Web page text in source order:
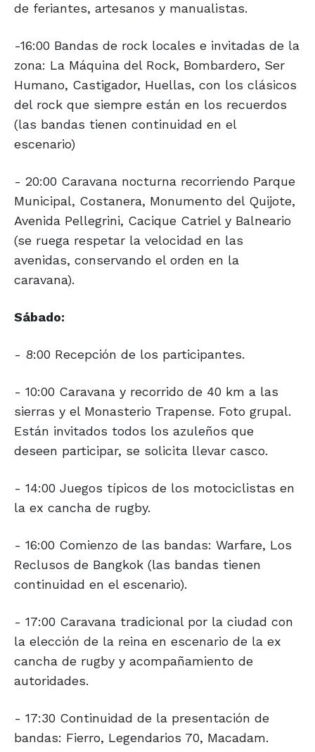
de feriantes, artesanos y manualistas.
-16:00 Bandas de rock locales e invitadas de la
zona: La Máquina del Rock, Bombardero, Ser
Humano, Castigador, Huellas, con los clásicos
del rock que siempre están en los recuerdos
(las bandas tienen continuidad en el
escenario)
- 20:00 Caravana nocturna recorriendo Parque
Municipal, Costanera, Monumento del Quijote,
Avenida Pellegrini, Cacique Catriel y Balneario
(se ruega respetar la velocidad en las
avenidas, conservando el orden en la
caravana).
Sábado:
- 8:00 Recepción de los participantes.
- 10:00 Caravana y recorrido de 40 km a las
sierras y el Monasterio Trapense. Foto grupal.
Están invitados todos los azuleños que
deseen participar, se solicita llevar casco.
- 14:00 Juegos típicos de los motociclistas en
la ex cancha de rugby.
- 16:00 Comienzo de las bandas: Warfare, Los
Reclusos de Bangkok (las bandas tienen
continuidad en el escenario).
- 17:00 Caravana tradicional por la ciudad con
la elección de la reina en escenario de la ex
cancha de rugby y acompañamiento de
autoridades.
- 17:30 Continuidad de la presentación de
bandas: Fierro, Legendarios 70, Macadam.